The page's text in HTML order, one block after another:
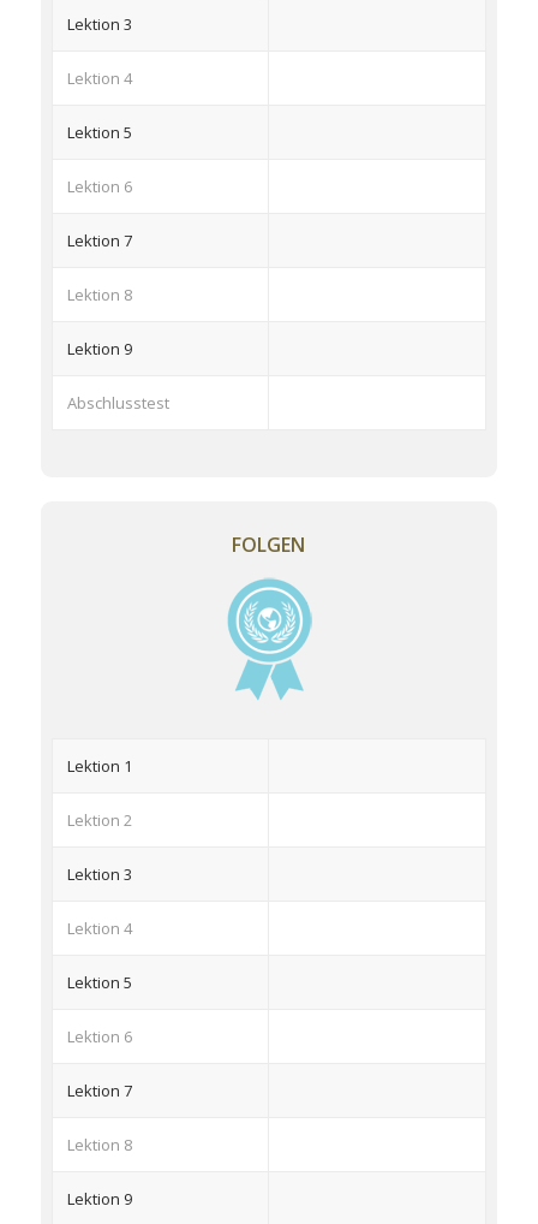
Lektion 3
Lektion 4
Lektion 5
Lektion 6
Lektion 7
Lektion 8
Lektion 9
Abschlusstest
FOLGEN
Lektion 1
Lektion 2
Lektion 3
Lektion 4
Lektion 5
Lektion 6
Lektion 7
Lektion 8
Lektion 9